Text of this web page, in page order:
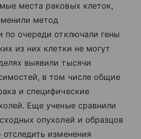
места раковых клеток,
метод
по очереди отключали гены
из них клетки не могут
выявили тысячи
в том числе общие
и специфические
Еще ученые сравнили
опухолей и образцов
изменения